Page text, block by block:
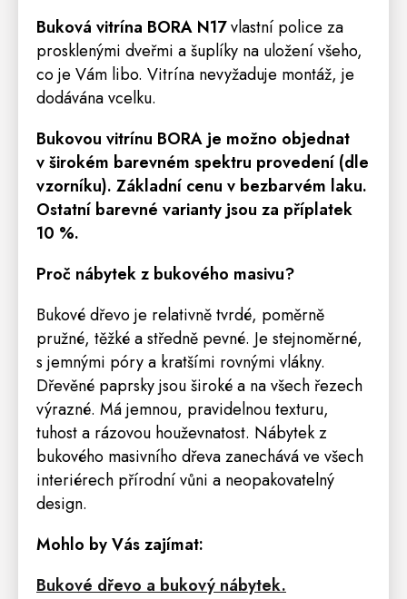
Buková vitrína BORA N17vlastní police za
prosklenými dveřmi a šuplíky na uložení všeho,
co je Vám libo. Vitrína nevyžaduje montáž, je
dodávána vcelku.
Bukovou vitrínu BORA je možno objednat
v širokém barevném spektru provedení (dle
vzorníku). Základní cenu v bezbarvém laku.
Ostatní barevné varianty jsou za příplatek
10 %.
Proč nábytek z bukového masivu?
Bukové dřevo je relativně tvrdé, poměrně
pružné, těžké a středně pevné. Je stejnoměrné,
s jemnými póry a kratšími rovnými vlákny.
Dřevěné paprsky jsou široké a na všech řezech
výrazné. Má jemnou, pravidelnou texturu,
tuhost a rázovou houževnatost. Nábytek z
bukového masivního dřeva zanechává ve všech
interiérech přírodní vůni a neopakovatelný
design.
Mohlo by Vás zajímat:
Bukové dřevo a bukový nábytek.